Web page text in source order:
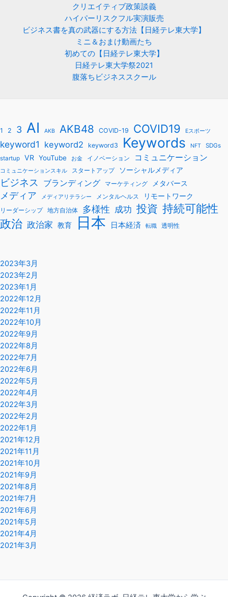
クリエイティブ政策談義
ハイパーリスクフル実演販売
ビジネス書を真の武器にする方法【日経テレ東大学】
ミニ＆おまけ動画たち
初めての【日経テレ東大学】
日経テレ東大学祭2021
腹落ちビジネススクール
1 2 3 AI AKB AKB48 COVID-19 COVID19 Eスポーツ
keyword1 keyword2 keyword3 Keywords NFT
SDGs
startup
VR YouTube お金 イノベーション コミュニケーション
コミュニケーションスキル スタートアップ ソーシャルメディア
ビジネス ブランディング マーケティング メタバース
メディア メディアリテラシー メンタルヘルス リモートワーク
リーダーシップ 地方自治体 多様性 成功 投資 持続可能性
政治 政治家 教育 日本 日本経済 転職 透明性
2023年3月
2023年2月
2023年1月
2022年12月
2022年11月
2022年10月
2022年9月
2022年8月
2022年7月
2022年6月
2022年5月
2022年4月
2022年3月
2022年2月
2022年1月
2021年12月
2021年11月
2021年10月
2021年9月
2021年8月
2021年7月
2021年6月
2021年5月
2021年4月
2021年3月